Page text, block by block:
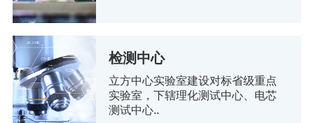
检测中心
立方中心实验室建设对标省级重点
实验室，下辖理化测试中心、电芯
测试中心..